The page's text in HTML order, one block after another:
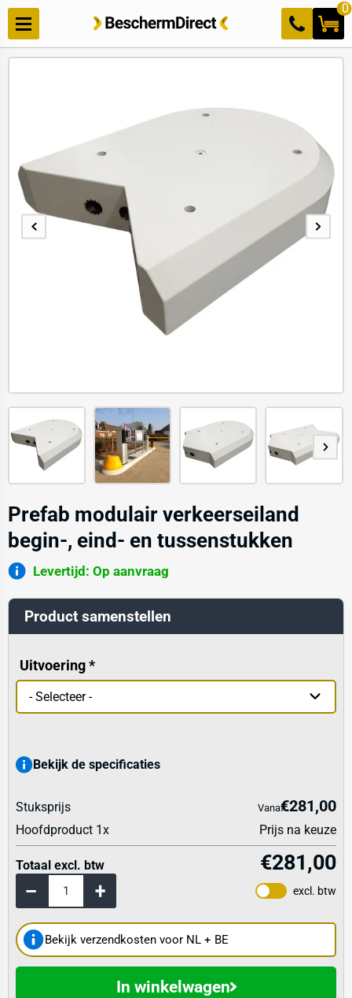
Meteen
naar de
content
0
Prefab modulair verkeerseiland
begin-, eind- en tussenstukken
Levertijd: Op aanvraag
Product samenstellen
Uitvoering
Bekijk de specificaties
excl. btw
Stuksprijs Vanaf€281,00
Hoofdproduct 1 x Prijs na keuze
Totaal excl. btw €281,00
Bekijk verzendkosten voor NL + BE
In winkelwagen